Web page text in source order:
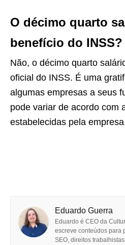
O décimo quarto
benefício do INSS?
Não, o décimo quarto
oficial do INSS. É uma
algumas empresas a seus
pode variar de acordo com
estabelecidas pela
Eduardo Guerra
Eduardo é CEO da
escreve conteúdos para
SEO, direitos